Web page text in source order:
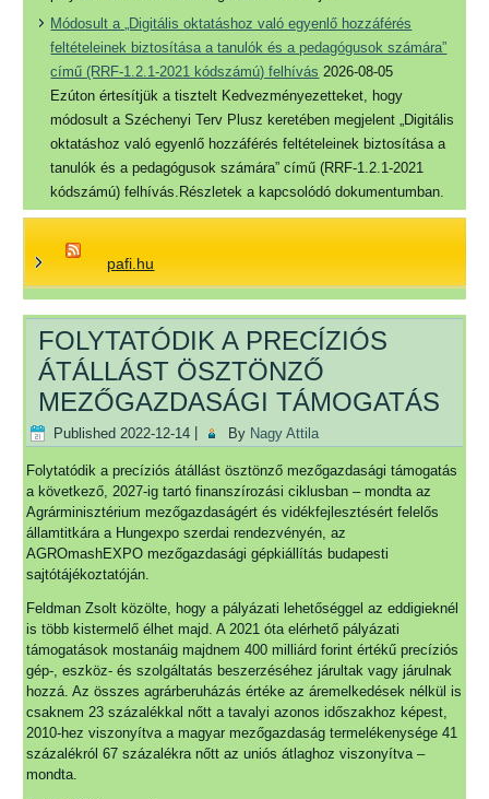
Módosult a „Digitális oktatáshoz való egyenlő hozzáférés
feltételeinek biztosítása a tanulók és a pedagógusok számára”
című (RRF-1.2.1-2021 kódszámú) felhívás 2026-08-05
Ezúton értesítjük a tisztelt Kedvezményezetteket, hogy
módosult a Széchenyi Terv Plusz keretében megjelent „Digitális
oktatáshoz való egyenlő hozzáférés feltételeinek biztosítása a
tanulók és a pedagógusok számára” című (RRF-1.2.1-2021
kódszámú) felhívás.Részletek a kapcsolódó dokumentumban.
pafi.hu
FOLYTATÓDIK A PRECÍZIÓS
ÁTÁLLÁST ÖSZTÖNZŐ
MEZŐGAZDASÁGI TÁMOGATÁS
Published 2022-12-14 By Nagy Attila
Folytatódik a precíziós átállást ösztönző mezőgazdasági támogatás
a következő, 2027-ig tartó finanszírozási ciklusban – mondta az
Agrárminisztérium mezőgazdaságért és vidékfejlesztésért felelős
államtitkára a Hungexpo szerdai rendezvényén, az
AGROmashEXPO mezőgazdasági gépkiállítás budapesti
sajtótájékoztatóján.
Feldman Zsolt közölte, hogy a pályázati lehetőséggel az eddigieknél
is több kistermelő élhet majd. A 2021 óta elérhető pályázati
támogatások mostanáig majdnem 400 milliárd forint értékű precíziós
gép-, eszköz- és szolgáltatás beszerzéséhez járultak vagy járulnak
hozzá. Az összes agrárberuházás értéke az áremelkedések nélkül is
csaknem 23 százalékkal nőtt a tavalyi azonos időszakhoz képest,
2010-hez viszonyítva a magyar mezőgazdaság termelékenysége 41
százalékról 67 százalékra nőtt az uniós átlaghoz viszonyítva –
mondta.